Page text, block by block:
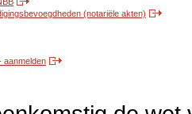
(notariële akten)
aanmelden